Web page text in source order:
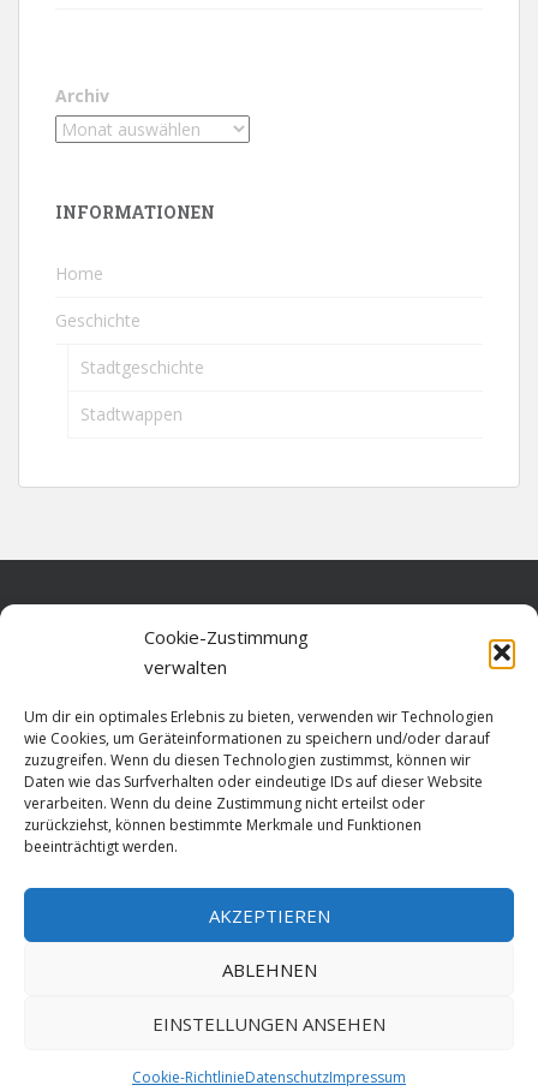
Cookie-Zustimmung
verwalten
Um dir ein optimales Erlebnis zu bieten, verwenden wir Technologien
wie Cookies, um Geräteinformationen zu speichern und/oder darauf
zuzugreifen. Wenn du diesen Technologien zustimmst, können wir
Daten wie das Surfverhalten oder eindeutige IDs auf dieser Website
verarbeiten. Wenn du deine Zustimmung nicht erteilst oder
zurückziehst, können bestimmte Merkmale und Funktionen
beeinträchtigt werden.
AKZEPTIEREN
ABLEHNEN
EINSTELLUNGEN ANSEHEN
Cookie-RichtlinieDatenschutzImpressum
Archiv
INFORMATIONEN
Home
Geschichte
Stadtgeschichte
Stadtwappen
Datenschutz
Cookie-Richtlinie (EU)
Impressum
HOME
NADV